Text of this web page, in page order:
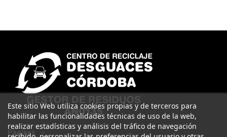
Páginas
Este sitio Web utiliza cookies propias y de terceros para
habilitar las funcionalidades técnicas de uso de la web,
realizar estadísticas y análisis del tráfico de navegación